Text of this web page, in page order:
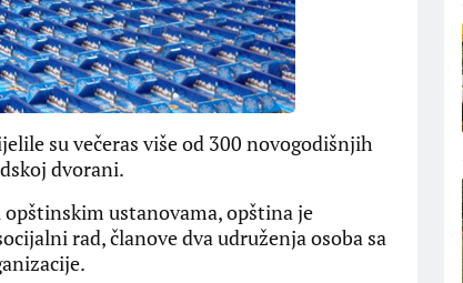
su večeras više od 300 novogodišnjih
dvorani.
ustanovama, opština je
rad, članove dva udruženja osoba sa